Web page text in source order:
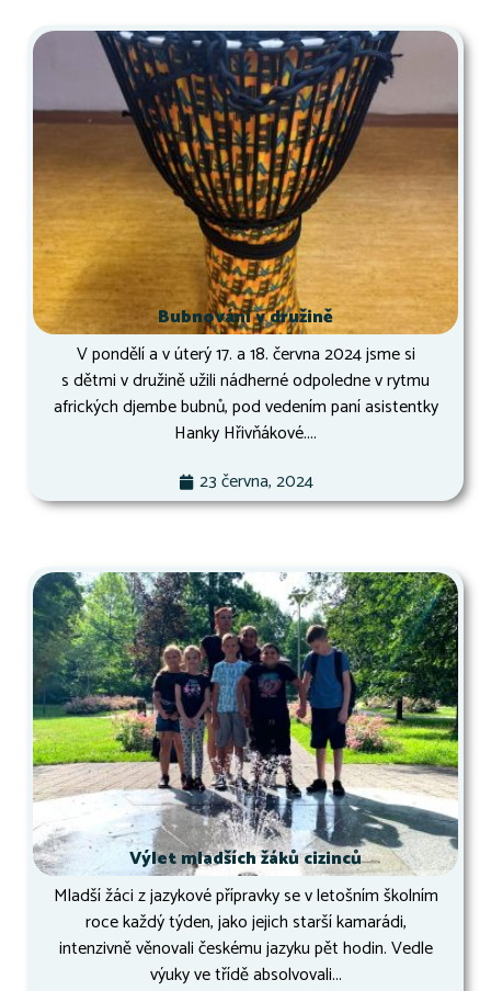
Bubnování v družině
V pondělí a v úterý 17. a 18. června 2024 jsme si
s dětmi v družině užili nádherné odpoledne v rytmu
afrických djembe bubnů, pod vedením paní asistentky
Hanky Hřivňákové....
23 června, 2024
Výlet mladších žáků cizinců
Mladší žáci z jazykové přípravky se v letošním školním
roce každý týden, jako jejich starší kamarádi,
intenzivně věnovali českému jazyku pět hodin. Vedle
výuky ve třídě absolvovali...